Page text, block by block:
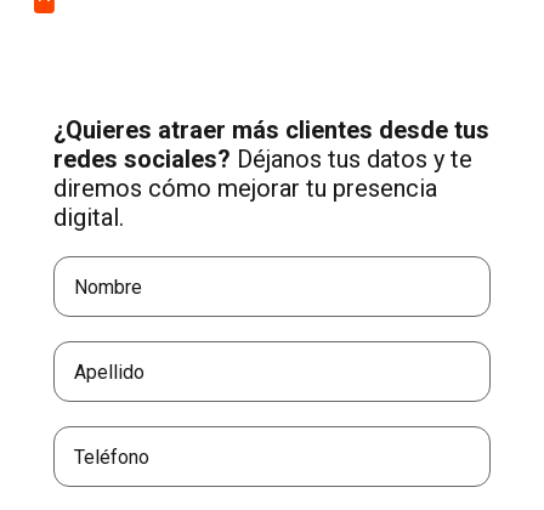
¿Quieres atraer más clientes desde tus
redes sociales? Déjanos tus datos y te
diremos cómo mejorar tu presencia
digital.